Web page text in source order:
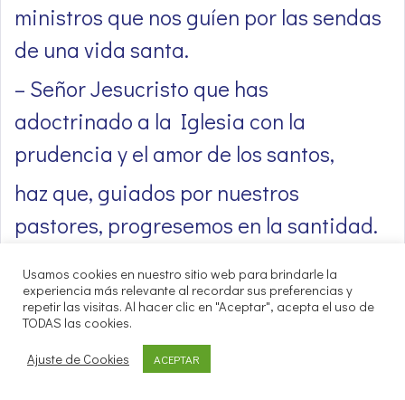
ministros que nos guíen por las sendas
de una vida santa.
– Señor Jesucristo que has
adoctrinado a la Iglesia con la
prudencia y el amor de los santos,
haz que, guiados por nuestros
pastores, progresemos en la santidad.
Terminemos nuestra oración diciendo
juntos las palabras del Señor y
pidiendo al Padre que nos libre de
todo mal:
Usamos cookies en nuestro sitio web para brindarle la
experiencia más relevante al recordar sus preferencias y
repetir las visitas. Al hacer clic en "Aceptar", acepta el uso de
TODAS las cookies.
Ajuste de Cookies ACEPTAR